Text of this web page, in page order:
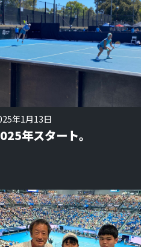
年1月13日
年スタート。